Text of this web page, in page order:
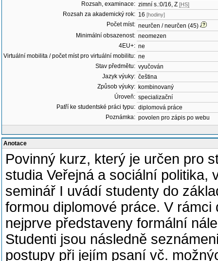
Rozsah, examinace: zimní s.:0/16, Z [HS]
Rozsah za akademický rok: 16 [hodiny]
Počet míst: neurčen / neurčen (45)
Minimální obsazenost: neomezen
4EU+: ne
Virtuální mobilita / počet míst pro virtuální mobilitu: ne
Stav předmětu: vyučován
Jazyk výuky: čeština
Způsob výuky: kombinovaný
Úroveň: specializační
Patří ke studentské práci typu: diplomová práce
Poznámka: povolen pro zápis po webu
Anotace
Povinný kurz, který je určen pro
studia Veřejná a sociální politika,
seminář I uvádí studenty do
formou diplomové práce. V
nejprve představeny formální
Studenti jsou následně
postupy při jejím psaní vč.